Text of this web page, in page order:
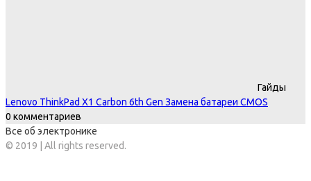
Гайды
Lenovo ThinkPad X1 Carbon 6th Gen Замена батареи CMOS
0 комментариев
Все об электронике
© 2019 | All rights reserved.